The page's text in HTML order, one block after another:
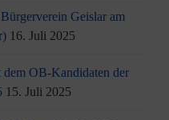
Geislar am
16. Juli 2025
OB-Kandidaten der
15. Juli 2025